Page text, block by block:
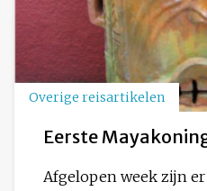
Overige reisartikelen
Eerste
Afgelopen week zijn